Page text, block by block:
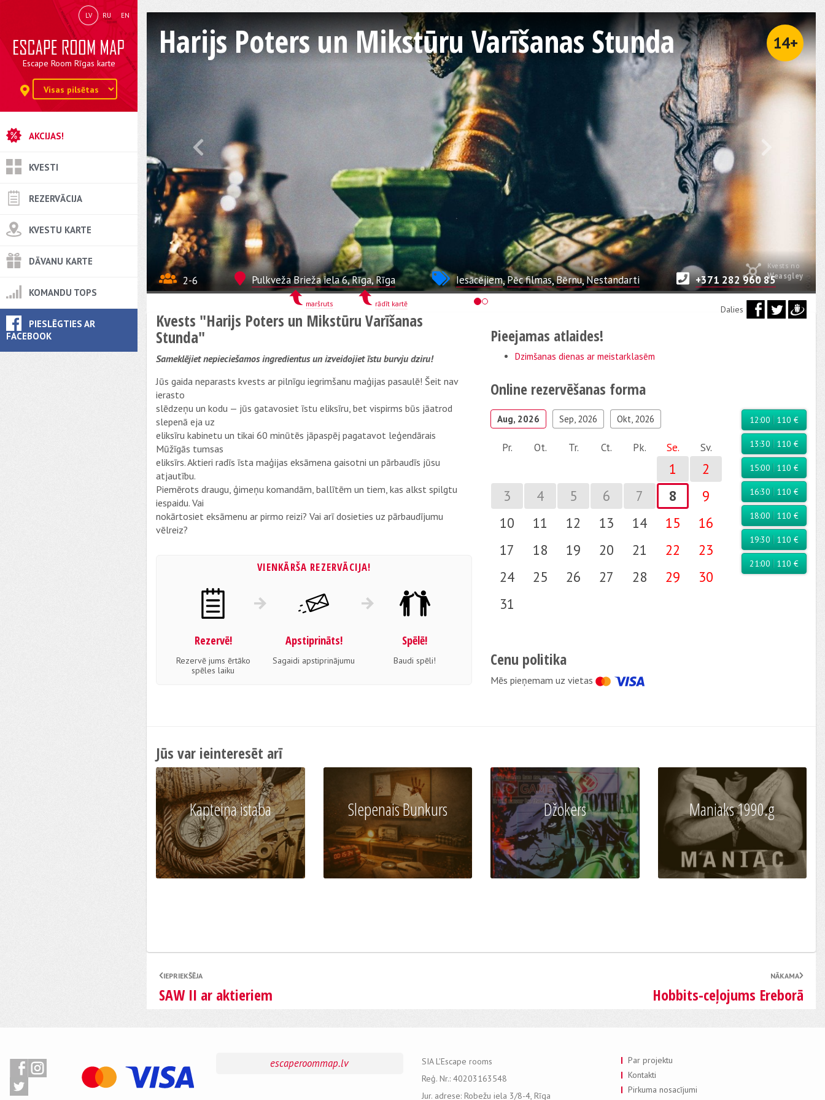
LV RU EN
Escape Room Rīgas karte
AKCIJAS!
KVESTI
REZERVĀCIJA
KVESTU KARTE
DĀVANU KARTE
KOMANDU TOPS
PIESLĒGTIES AR
FACEBOOK
Harijs Poters un Mikstūru Varīšanas Stunda 14+
2-6
maršruts rādīt kartē
Pulkveža Brieža iela 6, Rīga, Rīga Iesācējiem,Pēc filmas,Bērnu,Nestandarti +371 282 960 85
Kvests no
Weasgley
Kvests "Harijs Poters un Mikstūru Varīšanas
Stunda"
Sameklējiet nepieciešamos ingredientus un izveidojiet īstu burvju dziru!
Jūs gaida neparasts kvests ar pilnīgu iegrimšanu maģijas pasaulē! Šeit nav
ierasto
slēdzeņu un kodu — jūs gatavosiet īstu eliksīru, bet vispirms būs jāatrod
slepenā eja uz
eliksīru kabinetu un tikai 60 minūtēs jāpaspēj pagatavot leģendārais
Mūžīgās tumsas
eliksīrs. Aktieri radīs īsta maģijas eksāmena gaisotni un pārbaudīs jūsu
atjautību.
Piemērots draugu, ģimeņu komandām, ballītēm un tiem, kas alkst spilgtu
iespaidu. Vai
nokārtosiet eksāmenu ar pirmo reizi? Vai arī dosieties uz pārbaudījumu
vēlreiz?
VIENKĀRŠA REZERVĀCIJA!
Rezervē!
Rezervē jums ērtāko
spēles laiku
Apstiprināts!
Sagaidi apstiprinājumu
Spēlē!
Baudi spēli!
Dalies
Pieejamas atlaides!
Dzimšanas dienas ar meistarklasēm
Online rezervēšanas forma
Aug, 2026 Sep, 2026 Okt, 2026
Pr. Ot. Tr. Ct. Pk. Se. Sv.
1
2
3
4 5 6 7 8
9
10
11 12 13 14 15
16
17
18 19 20 21 22
23
24
25 26 27 28 29
30
31
12:00 110 €
13:30 110 €
15:00 110 €
16:30 110 €
18:00 110 €
19:30 110 €
21:00 110 €
Cenu politika
Мēs pieņemam uz vietas
Jūs var ieinteresēt arī
Kapteiņa istaba Slepenais Bunkurs Džokers Maniaks 1990.g
IEPRIEKŠĒJA
SAW II ar aktieriem
NĀKAMA
Hobbits-ceļojums Ereborā
escaperoommap.lv
SIA L'Escape rooms
Reģ. Nr.: 40203163548
Jur. adrese: Robežu iela 3/8-4, Rīga
Par projektu
Kontakti
Pirkuma nosacījumi